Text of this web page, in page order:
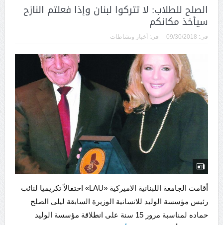
الصلح للطلاب: لا تتركوا لبنان وإذا فعلتم النازح
سيأخذ مكانكم
فى: 09/30/2018 فى: أخبار ونشاطات
أقامت الجامعة اللبنانية الاميركية «LAU» احتفالاً تكريميا لنائب
رئيس مؤسسة الوليد للانسانية الوزيرة السابقة ليلى الصلح
حماده لمناسبة مرور 15 سنة على انطلاقة مؤسسة الوليد